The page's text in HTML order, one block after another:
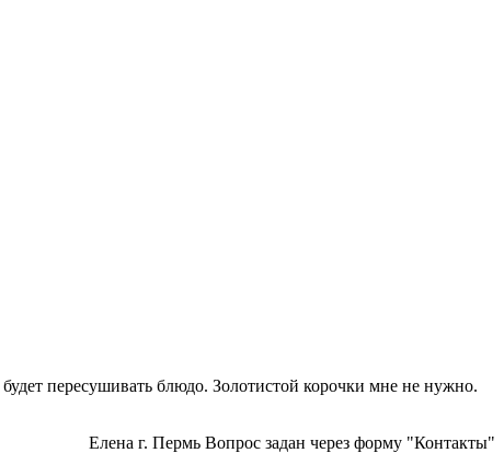
будет пересушивать блюдо. Золотистой корочки мне не нужно.
Елена г. Пермь Вопрос задан через форму "Контакты"